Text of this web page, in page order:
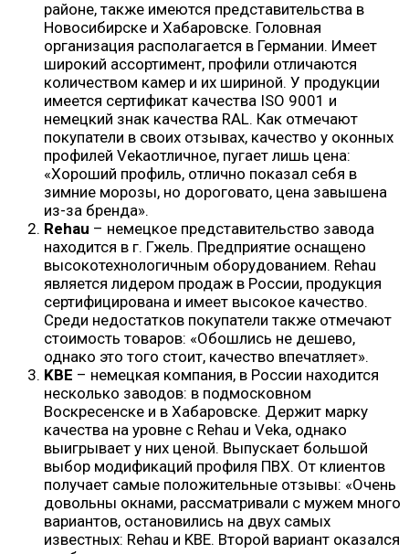
районе, также имеются представительства в
Новосибирске и Хабаровске. Головная
организация располагается в Германии. Имеет
широкий ассортимент, профили отличаются
количеством камер и их шириной. У продукции
имеется сертификат качества ISO 9001 и
немецкий знак качества RAL. Как отмечают
покупатели в своих отзывах, качество у оконных
профилей Vekaотличное, пугает лишь цена:
«Хороший профиль, отлично показал себя в
зимние морозы, но дороговато, цена завышена
из-за бренда».
Rehau – немецкое представительство завода
находится в г. Гжель. Предприятие оснащено
высокотехнологичным оборудованием. Rehau
является лидером продаж в России, продукция
сертифицирована и имеет высокое качество.
Среди недостатков покупатели также отмечают
стоимость товаров: «Обошлись не дешево,
однако это того стоит, качество впечатляет».
KBE – немецкая компания, в России находится
несколько заводов: в подмосковном
Воскресенске и в Хабаровске. Держит марку
качества на уровне с Rehau и Veka, однако
выигрывает у них ценой. Выпускает большой
выбор модификаций профиля ПВХ. От клиентов
получает самые положительные отзывы: «Очень
довольны окнами, рассматривали с мужем много
вариантов, остановились на двух самых
известных: Rehau и KBE. Второй вариант оказался